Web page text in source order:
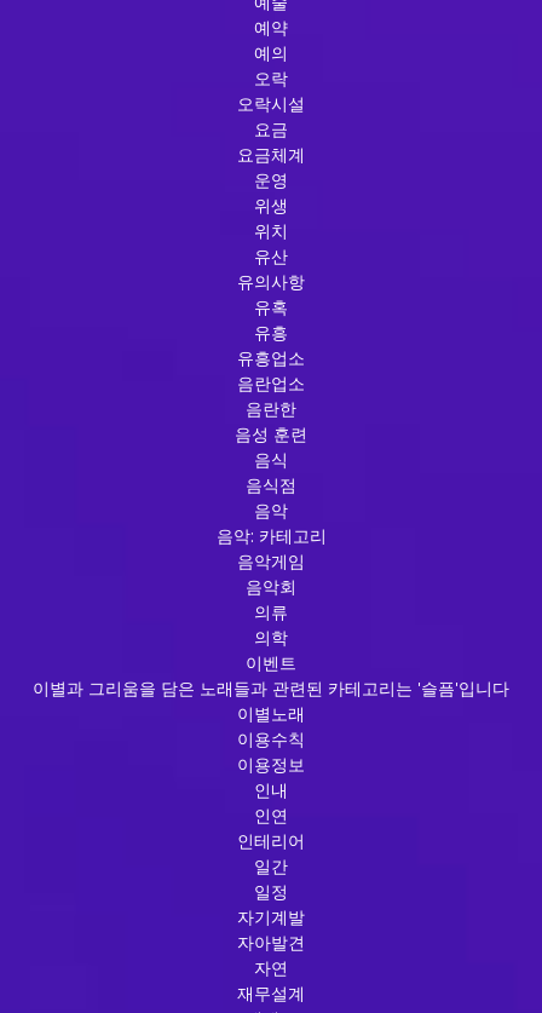
예약
예의
오락
오락시설
요금
요금체계
운영
위생
위치
유산
유의사항
유혹
유흥
유흥업소
음란업소
음란한
음성 훈련
음식
음식점
음악
음악: 카테고리
음악게임
음악회
의류
의학
이벤트
이별과 그리움을 담은 노래들과 관련된 카테고리는 '슬픔'입니다
이별노래
이용수칙
이용정보
인내
인연
인테리어
일간
일정
자기계발
자아발견
자연
재무설계